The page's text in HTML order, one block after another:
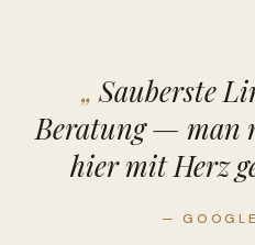
Sauberste
Beratung — man
hier mit Herz
—